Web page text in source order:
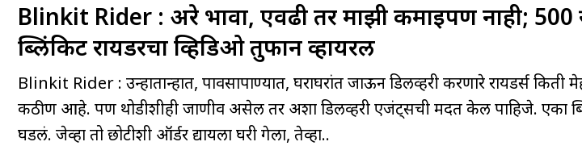
Blinkit Rider : अरे भावा, एवढी तर माझी कमाईपण नाही; 500
ब्लिंकिट रायडरचा व्हिडिओ तुफान व्हायरल
Blinkit Rider : उन्हातान्हात, पावसापाण्यात, घराघरांत जाऊन डिलीव्हरी करणारे रायडर्स
कठीण आहे. पण थोडीशीही जाणीव असेल तर अशा डिलीव्हरी एजंट्सची मदत केली पाहिजे. एका
घडलं. जेव्हा तो छोटीशी ऑर्डर द्यायला घरी गेला, तेव्हा..